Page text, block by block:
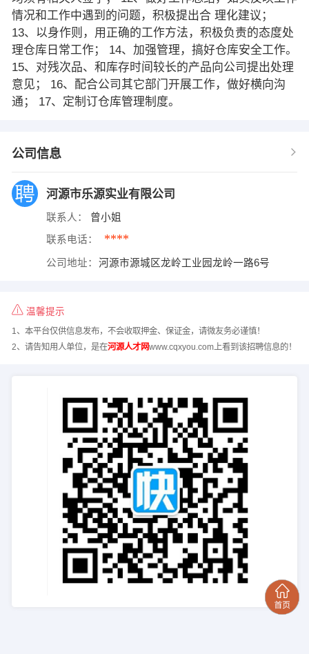
情况和工作中遇到的问题，积极提出合 理化建议；
13、以身作则，用正确的工作方法，积极负责的态度处
理仓库日常工作； 14、加强管理，搞好仓库安全工作。
15、对残次品、和库存时间较长的产品向公司提出处理
意见； 16、配合公司其它部门开展工作，做好横向沟
通； 17、定制订仓库管理制度。
公司信息
河源市乐源实业有限公司
联系人： 曾小姐
联系电话： ****
公司地址： 河源市源城区龙岭工业园龙岭一路6号
温馨提示
1、本平台仅供信息发布，不会收取押金、保证金，请微友务必谨慎！
2、请告知用人单位，是在河源人才网www.cqxyou.com上看到该招聘信息的！